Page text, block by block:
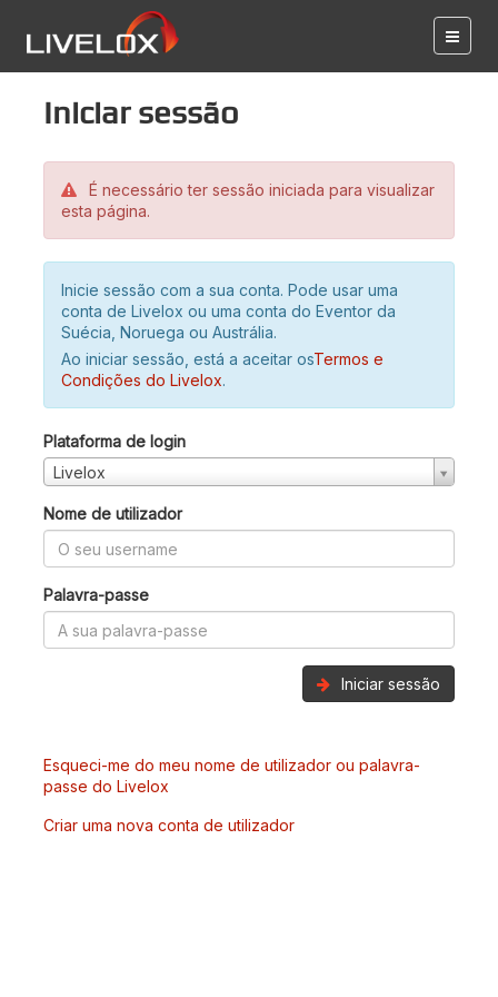
Iniciar sessão
É necessário ter sessão iniciada para visualizar
esta página.
Inicie sessão com a sua conta. Pode usar uma
conta de Livelox ou uma conta do Eventor da
Suécia, Noruega ou Austrália.
Ao iniciar sessão, está a aceitar osTermos e
Condições do Livelox.
Plataforma de login
Livelox
Nome de utilizador
Palavra-passe
Iniciar sessão
Esqueci-me do meu nome de utilizador ou palavra-
passe do Livelox
Criar uma nova conta de utilizador